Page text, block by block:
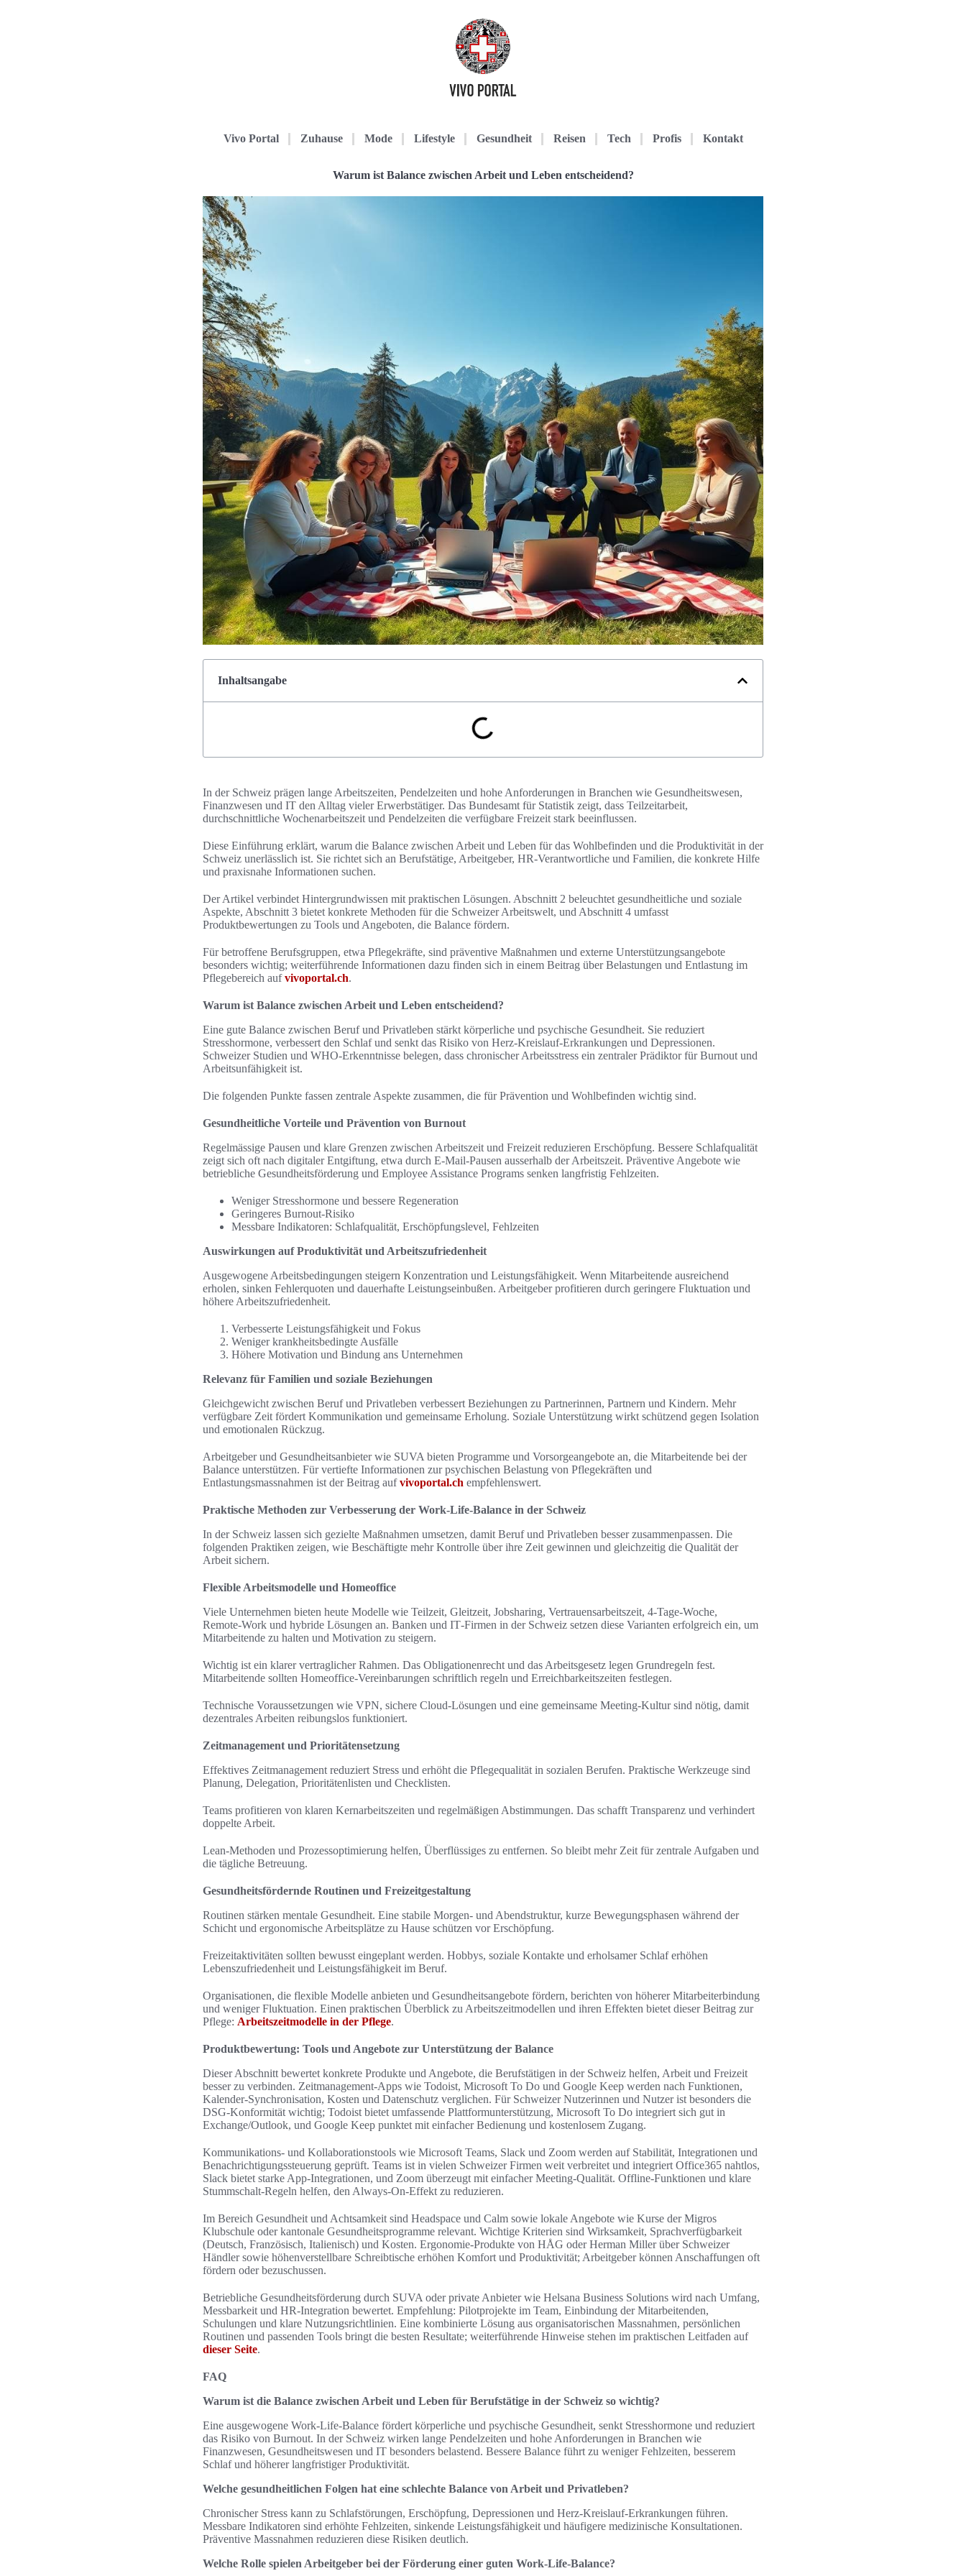
Vivo Portal Zuhause Mode Lifestyle Gesundheit Reisen Tech Profis Kontakt
Warum ist Balance zwischen Arbeit und Leben entscheidend?
Inhaltsangabe
In der Schweiz prägen lange Arbeitszeiten, Pendelzeiten und hohe Anforderungen in Branchen wie Gesundheitswesen,
Finanzwesen und IT den Alltag vieler Erwerbstätiger. Das Bundesamt für Statistik zeigt, dass Teilzeitarbeit,
durchschnittliche Wochenarbeitszeit und Pendelzeiten die verfügbare Freizeit stark beeinflussen.
Diese Einführung erklärt, warum die Balance zwischen Arbeit und Leben für das Wohlbefinden und die Produktivität in der
Schweiz unerlässlich ist. Sie richtet sich an Berufstätige, Arbeitgeber, HR-Verantwortliche und Familien, die konkrete Hilfe
und praxisnahe Informationen suchen.
Der Artikel verbindet Hintergrundwissen mit praktischen Lösungen. Abschnitt 2 beleuchtet gesundheitliche und soziale
Aspekte, Abschnitt 3 bietet konkrete Methoden für die Schweizer Arbeitswelt, und Abschnitt 4 umfasst
Produktbewertungen zu Tools und Angeboten, die Balance fördern.
Für betroffene Berufsgruppen, etwa Pflegekräfte, sind präventive Maßnahmen und externe Unterstützungsangebote
besonders wichtig; weiterführende Informationen dazu finden sich in einem Beitrag über Belastungen und Entlastung im
Pflegebereich aufvivoportal.ch.
Warum ist Balance zwischen Arbeit und Leben entscheidend?
Eine gute Balance zwischen Beruf und Privatleben stärkt körperliche und psychische Gesundheit. Sie reduziert
Stresshormone, verbessert den Schlaf und senkt das Risiko von Herz-Kreislauf-Erkrankungen und Depressionen.
Schweizer Studien und WHO-Erkenntnisse belegen, dass chronischer Arbeitsstress ein zentraler Prädiktor für Burnout und
Arbeitsunfähigkeit ist.
Die folgenden Punkte fassen zentrale Aspekte zusammen, die für Prävention und Wohlbefinden wichtig sind.
Gesundheitliche Vorteile und Prävention von Burnout
Regelmässige Pausen und klare Grenzen zwischen Arbeitszeit und Freizeit reduzieren Erschöpfung. Bessere Schlafqualität
zeigt sich oft nach digitaler Entgiftung, etwa durch E-Mail-Pausen ausserhalb der Arbeitszeit. Präventive Angebote wie
betriebliche Gesundheitsförderung und Employee Assistance Programs senken langfristig Fehlzeiten.
Weniger Stresshormone und bessere Regeneration
Geringeres Burnout-Risiko
Messbare Indikatoren: Schlafqualität, Erschöpfungslevel, Fehlzeiten
Auswirkungen auf Produktivität und Arbeitszufriedenheit
Ausgewogene Arbeitsbedingungen steigern Konzentration und Leistungsfähigkeit. Wenn Mitarbeitende ausreichend
erholen, sinken Fehlerquoten und dauerhafte Leistungseinbußen. Arbeitgeber profitieren durch geringere Fluktuation und
höhere Arbeitszufriedenheit.
Verbesserte Leistungsfähigkeit und Fokus
Weniger krankheitsbedingte Ausfälle
Höhere Motivation und Bindung ans Unternehmen
Relevanz für Familien und soziale Beziehungen
Gleichgewicht zwischen Beruf und Privatleben verbessert Beziehungen zu Partnerinnen, Partnern und Kindern. Mehr
verfügbare Zeit fördert Kommunikation und gemeinsame Erholung. Soziale Unterstützung wirkt schützend gegen Isolation
und emotionalen Rückzug.
Arbeitgeber und Gesundheitsanbieter wie SUVA bieten Programme und Vorsorgeangebote an, die Mitarbeitende bei der
Balance unterstützen. Für vertiefte Informationen zur psychischen Belastung von Pflegekräften und
Entlastungsmassnahmen ist der Beitrag aufvivoportal.ch empfehlenswert.
Praktische Methoden zur Verbesserung der Work‑Life‑Balance in der Schweiz
In der Schweiz lassen sich gezielte Maßnahmen umsetzen, damit Beruf und Privatleben besser zusammenpassen. Die
folgenden Praktiken zeigen, wie Beschäftigte mehr Kontrolle über ihre Zeit gewinnen und gleichzeitig die Qualität der
Arbeit sichern.
Flexible Arbeitsmodelle und Homeoffice
Viele Unternehmen bieten heute Modelle wie Teilzeit, Gleitzeit, Jobsharing, Vertrauensarbeitszeit, 4‑Tage‑Woche,
Remote‑Work und hybride Lösungen an. Banken und IT‑Firmen in der Schweiz setzen diese Varianten erfolgreich ein, um
Mitarbeitende zu halten und Motivation zu steigern.
Wichtig ist ein klarer vertraglicher Rahmen. Das Obligationenrecht und das Arbeitsgesetz legen Grundregeln fest.
Mitarbeitende sollten Homeoffice‑Vereinbarungen schriftlich regeln und Erreichbarkeitszeiten festlegen.
Technische Voraussetzungen wie VPN, sichere Cloud‑Lösungen und eine gemeinsame Meeting‑Kultur sind nötig, damit
dezentrales Arbeiten reibungslos funktioniert.
Zeitmanagement und Prioritätensetzung
Effektives Zeitmanagement reduziert Stress und erhöht die Pflegequalität in sozialen Berufen. Praktische Werkzeuge sind
Planung, Delegation, Prioritätenlisten und Checklisten.
Teams profitieren von klaren Kernarbeitszeiten und regelmäßigen Abstimmungen. Das schafft Transparenz und verhindert
doppelte Arbeit.
Lean‑Methoden und Prozessoptimierung helfen, Überflüssiges zu entfernen. So bleibt mehr Zeit für zentrale Aufgaben und
die tägliche Betreuung.
Gesundheitsfördernde Routinen und Freizeitgestaltung
Routinen stärken mentale Gesundheit. Eine stabile Morgen‑ und Abendstruktur, kurze Bewegungsphasen während der
Schicht und ergonomische Arbeitsplätze zu Hause schützen vor Erschöpfung.
Freizeitaktivitäten sollten bewusst eingeplant werden. Hobbys, soziale Kontakte und erholsamer Schlaf erhöhen
Lebenszufriedenheit und Leistungsfähigkeit im Beruf.
Organisationen, die flexible Modelle anbieten und Gesundheitsangebote fördern, berichten von höherer Mitarbeiterbindung
und weniger Fluktuation. Einen praktischen Überblick zu Arbeitszeitmodellen und ihren Effekten bietet dieser Beitrag zur
Pflege: Arbeitszeitmodelle in der Pflege.
Produktbewertung: Tools und Angebote zur Unterstützung der Balance
Dieser Abschnitt bewertet konkrete Produkte und Angebote, die Berufstätigen in der Schweiz helfen, Arbeit und Freizeit
besser zu verbinden. Zeitmanagement-Apps wie Todoist, Microsoft To Do und Google Keep werden nach Funktionen,
Kalender-Synchronisation, Kosten und Datenschutz verglichen. Für Schweizer Nutzerinnen und Nutzer ist besonders die
DSG-Konformität wichtig; Todoist bietet umfassende Plattformunterstützung, Microsoft To Do integriert sich gut in
Exchange/Outlook, und Google Keep punktet mit einfacher Bedienung und kostenlosem Zugang.
Kommunikations- und Kollaborationstools wie Microsoft Teams, Slack und Zoom werden auf Stabilität, Integrationen und
Benachrichtigungssteuerung geprüft. Teams ist in vielen Schweizer Firmen weit verbreitet und integriert Office365 nahtlos,
Slack bietet starke App-Integrationen, und Zoom überzeugt mit einfacher Meeting-Qualität. Offline-Funktionen und klare
Stummschalt-Regeln helfen, den Always-On-Effekt zu reduzieren.
Im Bereich Gesundheit und Achtsamkeit sind Headspace und Calm sowie lokale Angebote wie Kurse der Migros
Klubschule oder kantonale Gesundheitsprogramme relevant. Wichtige Kriterien sind Wirksamkeit, Sprachverfügbarkeit
(Deutsch, Französisch, Italienisch) und Kosten. Ergonomie-Produkte von HÅG oder Herman Miller über Schweizer
Händler sowie höhenverstellbare Schreibtische erhöhen Komfort und Produktivität; Arbeitgeber können Anschaffungen oft
fördern oder bezuschussen.
Betriebliche Gesundheitsförderung durch SUVA oder private Anbieter wie Helsana Business Solutions wird nach Umfang,
Messbarkeit und HR-Integration bewertet. Empfehlung: Pilotprojekte im Team, Einbindung der Mitarbeitenden,
Schulungen und klare Nutzungsrichtlinien. Eine kombinierte Lösung aus organisatorischen Massnahmen, persönlichen
Routinen und passenden Tools bringt die besten Resultate; weiterführende Hinweise stehen im praktischen Leitfaden auf
dieser Seite.
FAQ
Warum ist die Balance zwischen Arbeit und Leben für Berufstätige in der Schweiz so wichtig?
Eine ausgewogene Work‑Life‑Balance fördert körperliche und psychische Gesundheit, senkt Stresshormone und reduziert
das Risiko von Burnout. In der Schweiz wirken lange Pendelzeiten und hohe Anforderungen in Branchen wie
Finanzwesen, Gesundheitswesen und IT besonders belastend. Bessere Balance führt zu weniger Fehlzeiten, besserem
Schlaf und höherer langfristiger Produktivität.
Welche gesundheitlichen Folgen hat eine schlechte Balance von Arbeit und Privatleben?
Chronischer Stress kann zu Schlafstörungen, Erschöpfung, Depressionen und Herz‑Kreislauf‑Erkrankungen führen.
Messbare Indikatoren sind erhöhte Fehlzeiten, sinkende Leistungsfähigkeit und häufigere medizinische Konsultationen.
Präventive Massnahmen reduzieren diese Risiken deutlich.
Welche Rolle spielen Arbeitgeber bei der Förderung einer guten Work‑Life‑Balance?